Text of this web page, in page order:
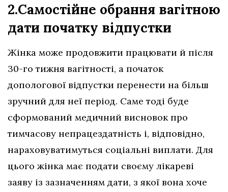
2.Самостійне обрання вагітною
дати початку відпустки
Жінка може продовжити працювати й після
30-го тижня вагітності, а початок
допологової відпустки перенести на більш
зручний для неї період. Саме тоді буде
сформований медичний висновок про
тимчасову непрацездатність і, відповідно,
нараховуватимуться соціальні виплати. Для
цього жінка має подати своєму лікареві
заяву із зазначенням дати, з якої вона хоче